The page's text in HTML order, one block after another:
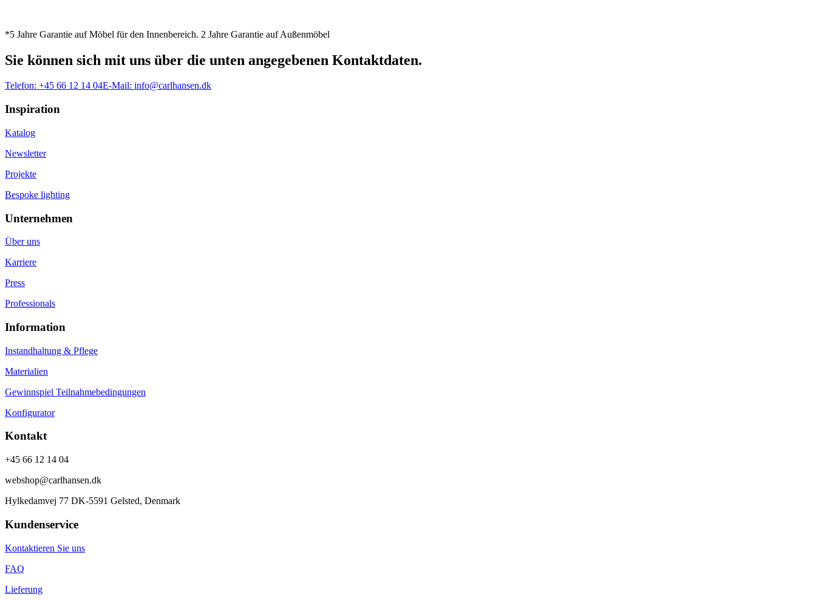
*5 Jahre Garantie auf Möbel für den Innenbereich. 2 Jahre Garantie auf Außenmöbel
Sie können sich mit uns über die unten angegebenen Kontaktdaten.
Telefon: +45 66 12 14 04E-Mail: info@carlhansen.dk
Inspiration
Katalog
Newsletter
Projekte
Bespoke lighting
Unternehmen
Über uns
Karriere
Press
Professionals
Information
Instandhaltung & Pflege
Materialien
Gewinnspiel Teilnahmebedingungen
Konfigurator
Kontakt
+45 66 12 14 04
webshop@carlhansen.dk
Hylkedamvej 77 DK-5591 Gelsted, Denmark
Kundenservice
Kontaktieren Sie uns
FAQ
Lieferung